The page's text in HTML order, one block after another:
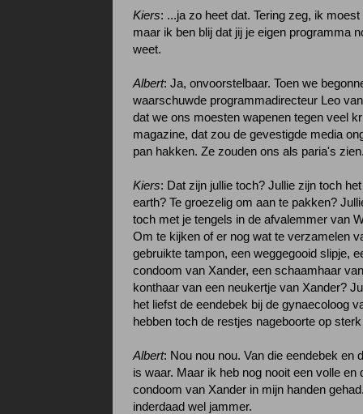
Kiers: ...ja zo heet dat. Tering zeg, ik
maar ik ben blij dat jij je eigen programma
weet.
Albert: Ja, onvoorstelbaar. Toen we
waarschuwde programmadirecteur Leo
dat we ons moesten wapenen tegen veel
magazine, dat zou de gevestigde media
pan hakken. Ze zouden ons als paria's
Kiers: Dat zijn jullie toch? Jullie zijn toch
earth? Te groezelig om aan te pakken?
toch met je tengels in de afvalemmer van
Om te kijken of er nog wat te verzamelen
gebruikte tampon, een weggegooid slipje,
condoom van Xander, een schaamhaar
konthaar van een neukertje van Xander?
het liefst de eendebek bij de gynaecoloog
hebben toch de restjes nageboorte op
Albert: Nou nou nou. Van die eendebek en
is waar. Maar ik heb nog nooit een volle en
condoom van Xander in mijn handen
inderdaad wel jammer.